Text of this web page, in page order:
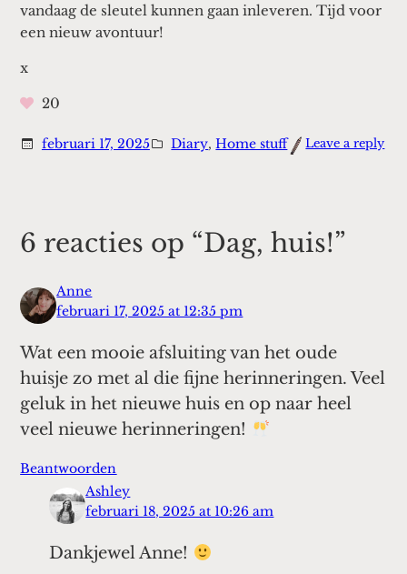
vandaag de sleutel kunnen gaan inleveren. Tijd voor
een nieuw avontuur!
x
20
februari 17, 2025 Diary, Home stuff Leave a reply:
6 reacties op “Dag, huis!”
Anne
februari 17, 2025 at 12:35 pm
Wat een mooie afsluiting van het oude
huisje zo met al die fijne herinneringen. Veel
geluk in het nieuwe huis en op naar heel
veel nieuwe herinneringen!
Beantwoorden
Ashley
februari 18, 2025 at 10:26 am
Dankjewel Anne!